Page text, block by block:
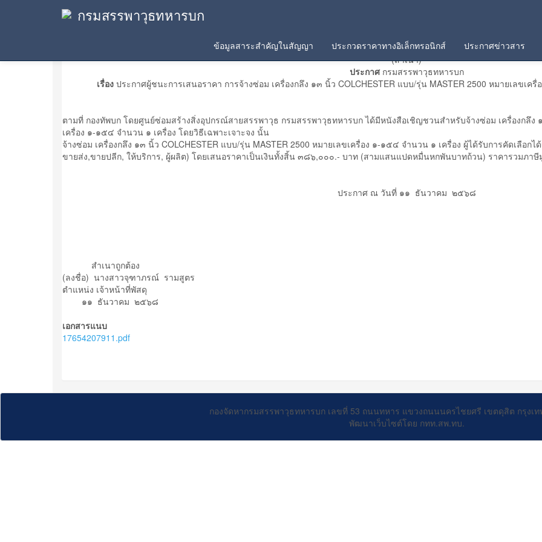
กรมสรรพาวุธทหารบก
ข้อมูลสาระสำคัญในสัญญา ประกวดราคาทางอิเล็กทรอนิกส์ ประกาศข่าวสาร
ประกาศผู้ชนะการเสนอราคา
(สำเนา)
ประกาศกรมสรรพาวุธทหารบก
เรื่อง ประกาศผู้ชนะการเสนอราคา การจ้างซ่อม เครื่องกลึง ๑๓ นิ้ว COLCHESTER แบบ/รุ่น MASTER 2500 หมายเลขเค
ตามที่ กองทัพบก โดยศูนย์ซ่อมสร้างสิ่งอุปกรณ์สายสรรพาวุธ กรมสรรพาวุธทหารบก ได้มีหนังสือเชิญชวนสำหรับจ้างซ่อม เครื่องกลึง
เครื่อง ๑-๑๕๔ จำนวน ๑ เครื่อง โดยวิธีเฉพาะเจาะจง นั้น
จ้างซ่อม เครื่องกลึง ๑๓ นิ้ว COLCHESTER แบบ/รุ่น MASTER 2500 หมายเลขเครื่อง ๑-๑๕๔ จำนวน ๑ เครื่อง ผู้ได้รับการคัดเลือก
ขายส่ง,ขายปลีก, ให้บริการ, ผู้ผลิต) โดยเสนอราคาเป็นเงินทั้งสิ้น ๓๘๖,๐๐๐.- บาท (สามแสนแปดหมื่นหกพันบาทถ้วน) ราคารวมภาษี
ประกาศ ณ วันที่ ๑๑ ธันวาคม ๒๕๖๘
สำเนาถูกต้อง
(ลงชื่อ) นางสาวจุฑาภรณ์ รามสูตร
ตำแหน่ง เจ้าหน้าที่พัสดุ
๑๑ ธันวาคม ๒๕๖๘
เอกสารแนบ
17654207911.pdf
กองจัดหากรมสรรพาวุธทหารบก เลขที่ 53 ถนนทหาร แขวงถนนนครไชยศรี เขตดุสิต กรุงเ
พัฒนาเว็บไซต์โดย กทท.สพ.ทบ.